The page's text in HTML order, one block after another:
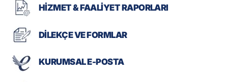
HİZMET & FAALİYET RAPORLARI
DİLEKÇE VE FORMLAR
KURUMSAL E-POSTA